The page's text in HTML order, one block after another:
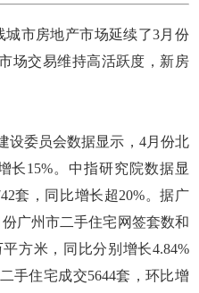
市房地产市场延续了3月份
场交易维持高活跃度，新房
委员会数据显示，4月份北
长15%。中指研究院数据显
套，同比增长超20%。据广
广州市二手住宅网签套数和
方米，同比分别增长4.84%
手住宅成交5644套，环比增